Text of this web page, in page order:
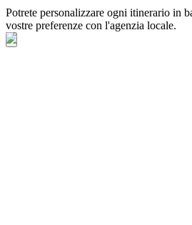
Potrete personalizzare ogni itinerario in
vostre preferenze con l'agenzia locale.